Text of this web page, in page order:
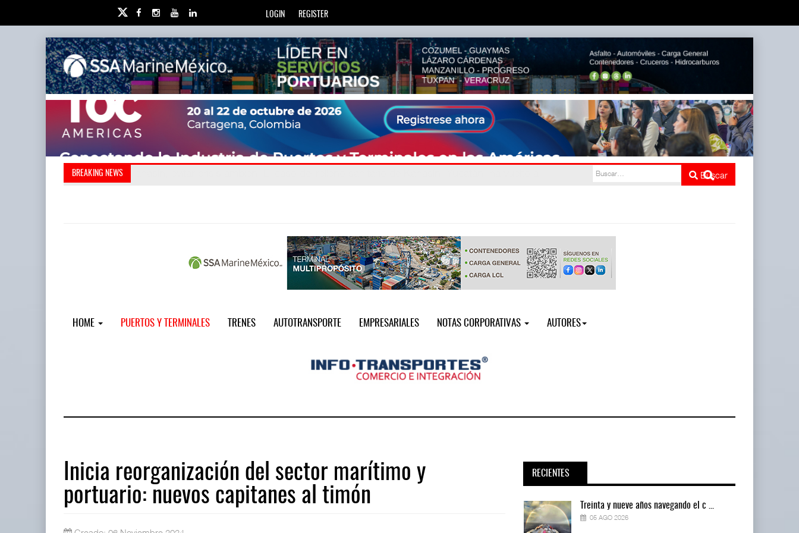
LOGIN REGISTER
BREAKING NEWS Buscar
HOME PUERTOS Y TERMINALES TRENES AUTOTRANSPORTE EMPRESARIALES NOTAS CORPORATIVAS AUTORES
Inicia reorganización del sector marítimo y
portuario: nuevos capitanes al timón
RECIENTES
Treinta y nueve años navegando el c ... Treinta y nueve años navegando el c ... Treinta y nueve años navegando el c ...
05 AGO 2026